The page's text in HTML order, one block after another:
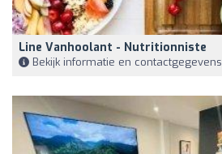
Line Vanhoolant - Nutritionniste
Bekijk informatie en contactgegevens